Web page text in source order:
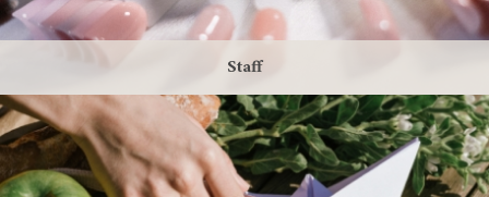
Staff